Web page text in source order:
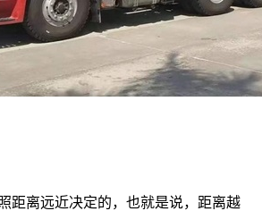
距离远近决定的，也就是说，距离越